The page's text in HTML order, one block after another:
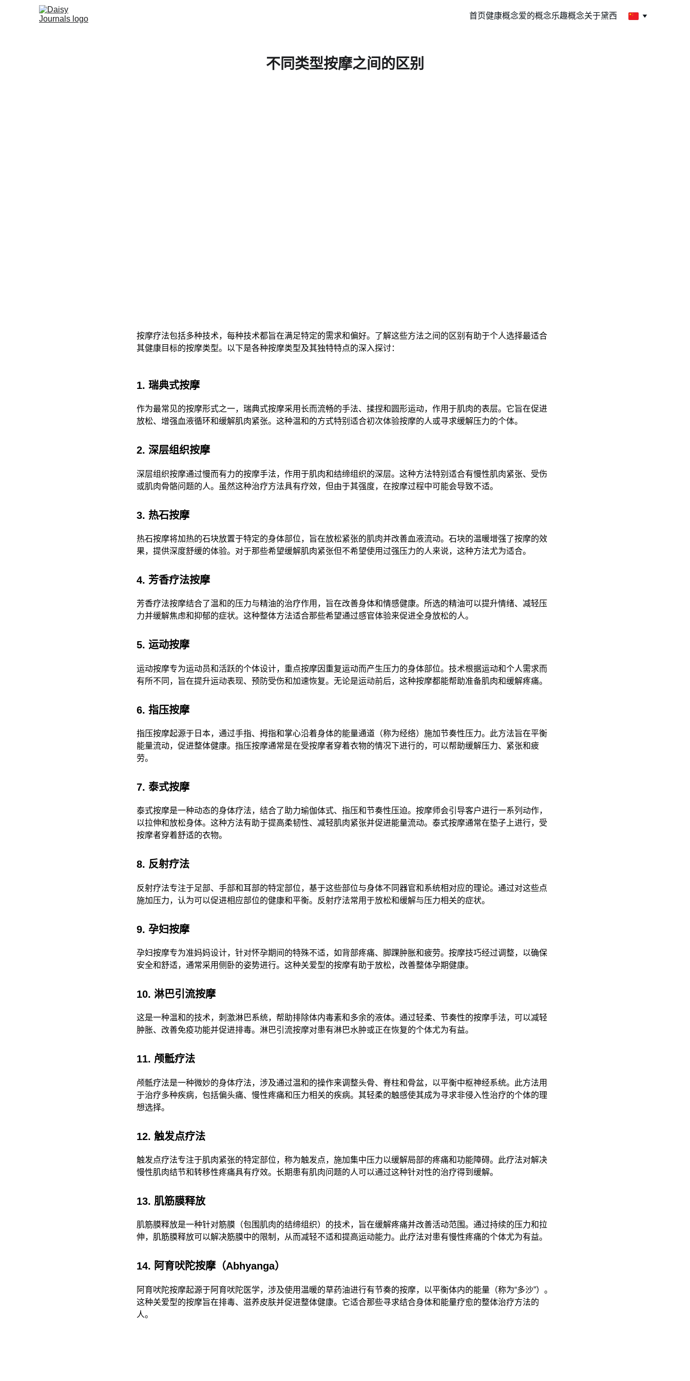
首页健康概念爱的概念乐趣概念关于黛西
不同类型按摩之间的区别
按摩疗法包括多种技术，每种技术都旨在满足特定的需求和偏好。了解这些方法之间的区别有助于个人选择最适合
其健康目标的按摩类型。以下是各种按摩类型及其独特特点的深入探讨：​
1. 瑞典式按摩
作为最常见的按摩形式之一，瑞典式按摩采用长而流畅的手法、揉捏和圆形运动，作用于肌肉的表层。它旨在促进
放松、增强血液循环和缓解肌肉紧张。这种温和的方式特别适合初次体验按摩的人或寻求缓解压力的个体。 ​
2. 深层组织按摩
深层组织按摩通过慢而有力的按摩手法，作用于肌肉和结缔组织的深层。这种方法特别适合有慢性肌肉紧张、受伤
或肌肉骨骼问题的人。虽然这种治疗方法具有疗效，但由于其强度，在按摩过程中可能会导致不适。 ​
3. 热石按摩
热石按摩将加热的石块放置于特定的身体部位，旨在放松紧张的肌肉并改善血液流动。石块的温暖增强了按摩的效
果，提供深度舒缓的体验。对于那些希望缓解肌肉紧张但不希望使用过强压力的人来说，这种方法尤为适合。 ​
4. 芳香疗法按摩
芳香疗法按摩结合了温和的压力与精油的治疗作用，旨在改善身体和情感健康。所选的精油可以提升情绪、减轻压
力并缓解焦虑和抑郁的症状。这种整体方法适合那些希望通过感官体验来促进全身放松的人。
5. 运动按摩
运动按摩专为运动员和活跃的个体设计，重点按摩因重复运动而产生压力的身体部位。技术根据运动和个人需求而
有所不同，旨在提升运动表现、预防受伤和加速恢复。无论是运动前后，这种按摩都能帮助准备肌肉和缓解疼痛。 ​
6. 指压按摩
指压按摩起源于日本，通过手指、拇指和掌心沿着身体的能量通道（称为经络）施加节奏性压力。此方法旨在平衡
能量流动，促进整体健康。指压按摩通常是在受按摩者穿着衣物的情况下进行的，可以帮助缓解压力、紧张和疲
劳。​
7. 泰式按摩
泰式按摩是一种动态的身体疗法，结合了助力瑜伽体式、指压和节奏性压迫。按摩师会引导客户进行一系列动作，
以拉伸和放松身体。这种方法有助于提高柔韧性、减轻肌肉紧张并促进能量流动。泰式按摩通常在垫子上进行，受
按摩者穿着舒适的衣物。 ​
8. 反射疗法
反射疗法专注于足部、手部和耳部的特定部位，基于这些部位与身体不同器官和系统相对应的理论。通过对这些点
施加压力，认为可以促进相应部位的健康和平衡。反射疗法常用于放松和缓解与压力相关的症状。 ​
9. 孕妇按摩
孕妇按摩专为准妈妈设计，针对怀孕期间的特殊不适，如背部疼痛、脚踝肿胀和疲劳。按摩技巧经过调整，以确保
安全和舒适，通常采用侧卧的姿势进行。这种关爱型的按摩有助于放松，改善整体孕期健康。 ​
10. 淋巴引流按摩
这是一种温和的技术，刺激淋巴系统，帮助排除体内毒素和多余的液体。通过轻柔、节奏性的按摩手法，可以减轻
肿胀、改善免疫功能并促进排毒。淋巴引流按摩对患有淋巴水肿或正在恢复的个体尤为有益。 ​
11. 颅骶疗法
颅骶疗法是一种微妙的身体疗法，涉及通过温和的操作来调整头骨、脊柱和骨盆，以平衡中枢神经系统。此方法用
于治疗多种疾病，包括偏头痛、慢性疼痛和压力相关的疾病。其轻柔的触感使其成为寻求非侵入性治疗的个体的理
想选择。
12. 触发点疗法
触发点疗法专注于肌肉紧张的特定部位，称为触发点，施加集中压力以缓解局部的疼痛和功能障碍。此疗法对解决
慢性肌肉结节和转移性疼痛具有疗效。长期患有肌肉问题的人可以通过这种针对性的治疗得到缓解。 ​
13. 肌筋膜释放
肌筋膜释放是一种针对筋膜（包围肌肉的结缔组织）的技术，旨在缓解疼痛并改善活动范围。通过持续的压力和拉
伸，肌筋膜释放可以解决筋膜中的限制，从而减轻不适和提高运动能力。此疗法对患有慢性疼痛的个体尤为有益。​
14. 阿育吠陀按摩（Abhyanga）
阿育吠陀按摩起源于阿育吠陀医学，涉及使用温暖的草药油进行有节奏的按摩，以平衡体内的能量（称为“多沙”）。
这种关爱型的按摩旨在排毒、滋养皮肤并促进整体健康。它适合那些寻求结合身体和能量疗愈的整体治疗方法的
人。